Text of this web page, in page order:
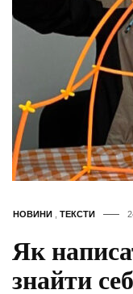
НОВИНИ ТЕКСТИ
Як
знайти